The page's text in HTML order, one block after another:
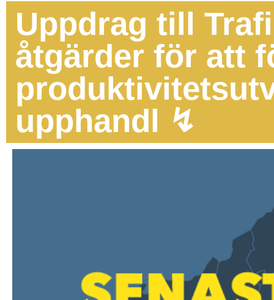
Uppdrag till
åtgärder för att
upphandl ↯